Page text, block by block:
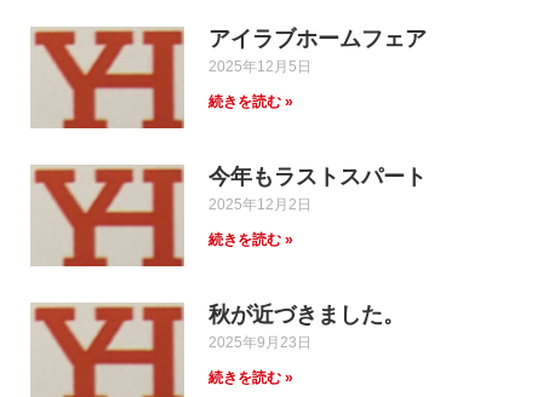
アイラブホームフェア
2025年12月5日
続きを読む »
今年もラストスパート
2025年12月2日
続きを読む »
秋が近づきました。
2025年9月23日
続きを読む »